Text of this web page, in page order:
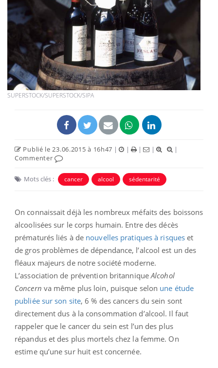
SUPERSTOCK/SUPERSTOCK/SIPA
Publié le 23.06.2015 à 16h47 | | | |
|
Commenter
Mots clés : cancer alcool sédentarité
On connaissait déjà les nombreux méfaits des boissons
alcoolisées sur le corps humain. Entre des décès
prématurés liés à de nouvelles pratiques à risques et
de gros problèmes de dépendance, l’alcool est un des
fléaux majeurs de notre société moderne.
L’association de prévention britannique Alcohol
Concern va même plus loin, puisque selon une étude
publiée sur son site, 6 % des cancers du sein sont
directement dus à la consommation d’alcool. Il faut
rappeler que le cancer du sein est l’un des plus
répandus et des plus mortels chez la femme. On
estime qu’une sur huit est concernée.